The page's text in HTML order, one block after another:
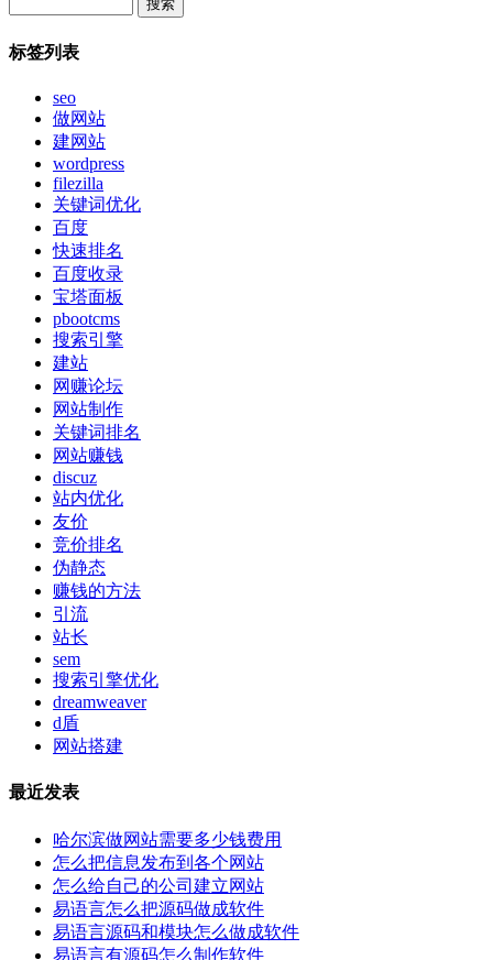
标签列表
seo
做网站
建网站
wordpress
filezilla
关键词优化
百度
快速排名
百度收录
宝塔面板
pbootcms
搜索引擎
建站
网赚论坛
网站制作
关键词排名
网站赚钱
discuz
站内优化
友价
竞价排名
伪静态
赚钱的方法
引流
站长
sem
搜索引擎优化
dreamweaver
d盾
网站搭建
最近发表
哈尔滨做网站需要多少钱费用
怎么把信息发布到各个网站
怎么给自己的公司建立网站
易语言怎么把源码做成软件
易语言源码和模块怎么做成软件
易语言有源码怎么制作软件